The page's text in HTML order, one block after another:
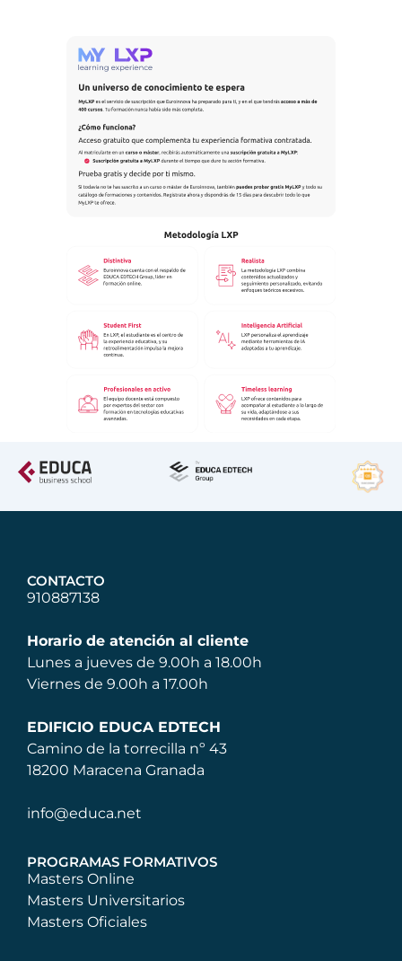
CONTACTO
910887138
Horario de atención al cliente
Lunes a jueves de 9.00h a 18.00h
Viernes de 9.00h a 17.00h
EDIFICIO EDUCA EDTECH
Camino de la torrecilla nº 43
18200 Maracena Granada
info@educa.net
PROGRAMAS FORMATIVOS
Masters Online
Masters Universitarios
Masters Oficiales